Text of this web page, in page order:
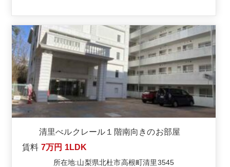
清里べルクレール１階南向きのお部屋
賃料 7万円 1LDK
所在地:山梨県北杜市高根町清里3545